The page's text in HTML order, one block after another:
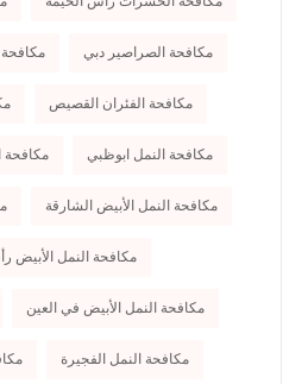
مكافحة الصراصير دبي
مكافحة الفئران القصيص
مكافحة النمل ابوظبي مكافحة
مكافحة النمل الأبيض الشارقة
مكافحة النمل الأبيض
مكافحة النمل الأبيض في العين
مكافحة النمل الفجيرة